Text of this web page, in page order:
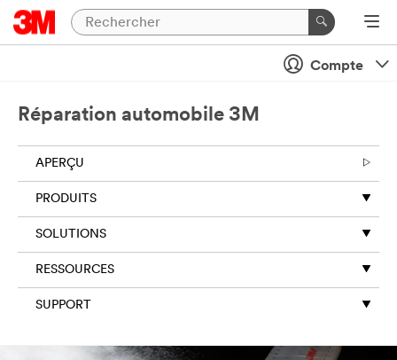
Compte
Réparation automobile 3M
APERÇU
PRODUITS
SOLUTIONS
RESSOURCES
SUPPORT